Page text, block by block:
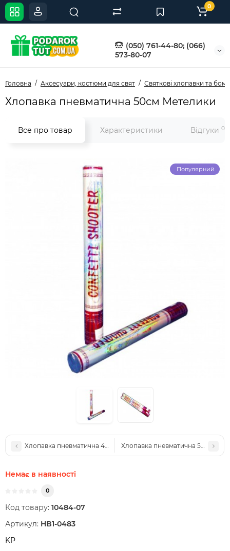
(050) 761-44-80; (066)
573-80-07
0
Головна Аксесуари, костюми для свят Святкові хлопавки та
Хлопавка пневматична 50см Метелики
Все про товар Характеристики Відгуки 0
Популярний
Хлопавка пневматична 40см Lucky Party з кольоровою
Хлопавка пневматична 50см з
Немає в наявності
0
Код товару: 10484-07
Артикул: HB1-0483
KP